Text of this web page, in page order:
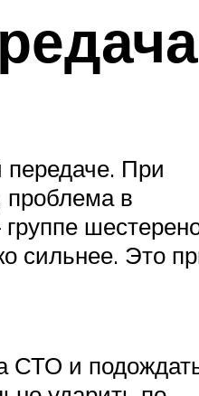
передаче. При
проблема в
сильнее. Это
СТО и